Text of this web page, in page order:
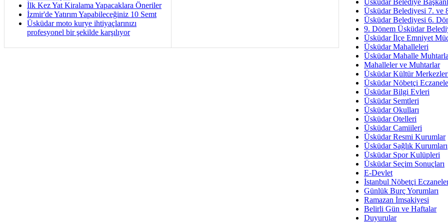
İlk Kez Yat Kiralama Yapacaklara Öneriler
İzmir'de Yatırım Yapabileceğiniz 10 Semt
Üsküdar moto kurye ihtiyaçlarınızı
profesyonel bir şekilde karşılıyor
İmar Sorunlarının Genel
Arakan
Bayramın
Ruhsal
Üsküdar
Üsküdar Belediye
Üsküdar Belediyesi 7. ve
Üsküdar Belediyesi 6.
9. Dönem Üsküdar
Üsküdar İlçe Emniyet
Üsküdar Mahalleleri
Üsküdar Mahalle
Mahalleler ve Muhtarlar
Üsküdar Kültür
Üsküdar Nöbetçi
Üsküdar Bilgi Evleri
Üsküdar Semtleri
Üsküdar Okulları
Üsküdar Otelleri
Üsküdar Camiileri
Üsküdar Resmi Kurumlar
Üsküdar Sağlık Kurumları
Üsküdar Spor Kulüpleri
Üsküdar Seçim Sonuçları
E-Devlet
İstanbul Nöbetçi
Günlük Burç Yorumları
Ramazan İmsakiyesi
Belirli Gün ve Haftalar
Duyurular